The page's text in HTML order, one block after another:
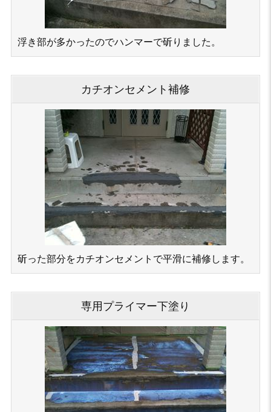
浮き部が多かったのでハンマーで斫りました。
カチオンセメント補修
斫った部分をカチオンセメントで平滑に補修します。
専用プライマー下塗り